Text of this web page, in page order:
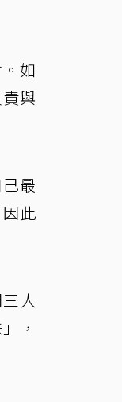
如
與
最
此
人
，